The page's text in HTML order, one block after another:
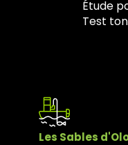
Étude
Test
Les Sables